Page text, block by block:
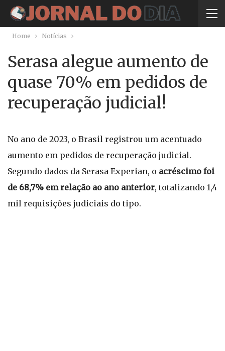
Home Notícias
Serasa alegue aumento de
quase 70% em pedidos de
recuperação judicial!
No ano de 2023, o Brasil registrou um acentuado
aumento em pedidos de recuperação judicial.
Segundo dados da Serasa Experian, o acréscimo foi
de 68,7% em relação ao ano anterior, totalizando 1,4
mil requisições judiciais do tipo.